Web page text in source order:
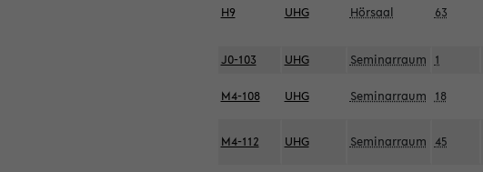
H9 UHG Hörsaal 63
J0-103 UHG Seminarraum 1
M4-108 UHG Seminarraum 18
M4-112 UHG Seminarraum 45